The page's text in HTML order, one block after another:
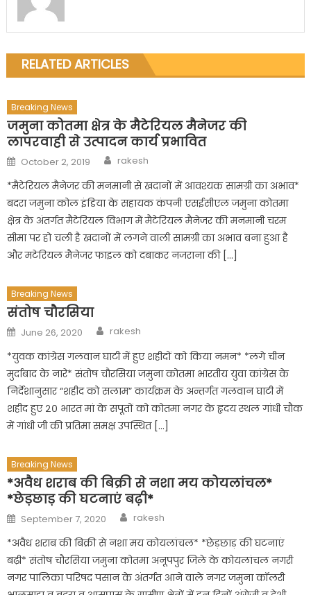
RELATED ARTICLES
Breaking News
जमुना कोतमा क्षेत्र के मैटेरियल मैनेजर की
लापरवाही से उत्पादन कार्य प्रभावित
Posted
on
October 2, 2019 Author
rakesh
*मैटेरियल मैनेजर की मनमानी से खदानों में आवश्यक सामग्री का अभाव*
बदरा जमुना कोल इंडिया के सहायक कंपनी एसईसीएल जमुना कोतमा
क्षेत्र के अंतर्गत मैटेरियल विभाग में मैटेरियल मैनेजर की मनमानी चरम
सीमा पर हो चली है खदानों में लगने वाली सामग्री का अभाव बना हुआ है
और मटेरियल मैनेजर फाइल को दबाकर नजराना की […]
Breaking News
संतोष चौरसिया
Posted
on
June 26, 2020 Author
rakesh
*युवक कांग्रेस गलवान घाटी में हुए शहीदों को किया नमन* *लगे चीन
मुर्दाबाद के नारे* संतोष चौरसिया जमुना कोतमा भारतीय युवा कांग्रेस के
निर्देशानुसार “शहीद को सलाम” कार्यक्रम के अन्तर्गत गलवान घाटी में
शहीद हुए २० भारत मां के सपूतों को कोतमा नगर के हृदय स्थल गांधी चौक
में गांधी जी की प्रतिमा समक्ष उपस्थित […]
Breaking News
*अवैध शराब की बिक्री से नशा मय कोयलांचल*
*छेड़छाड़ की घटनाएं बढ़ी*
Posted
on
September 7, 2020 Author
rakesh
*अवैध शराब की बिक्री से नशा मय कोयलांचल* *छेड़छाड़ की घटनाएं
बढ़ी* संतोष चौरसिया जमुना कोतमा अनूपपुर जिले के कोयलांचल नगरी
नगर पालिका परिषद पसान के अंतर्गत आने वाले नगर जमुना कॉलरी